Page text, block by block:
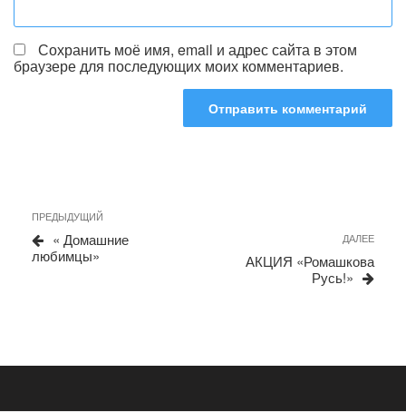
Сохранить моё имя, email и адрес сайта в этом
браузере для последующих моих комментариев.
Навигация
по
записям
Предыдущая
запись
ПРЕДЫДУЩИЙ
« Домашние
любимцы»
ДАЛЕЕ
АКЦИЯ «Ромашкова
Русь!»